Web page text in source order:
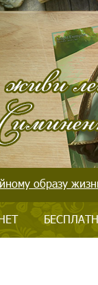
образу